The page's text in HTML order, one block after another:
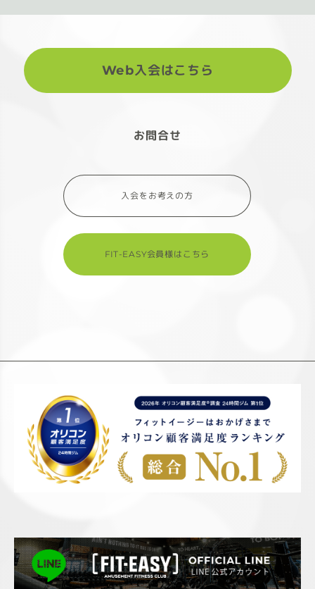
Web入会はこちら
お問合せ
入会をお考えの方
FIT-EASY会員様はこちら